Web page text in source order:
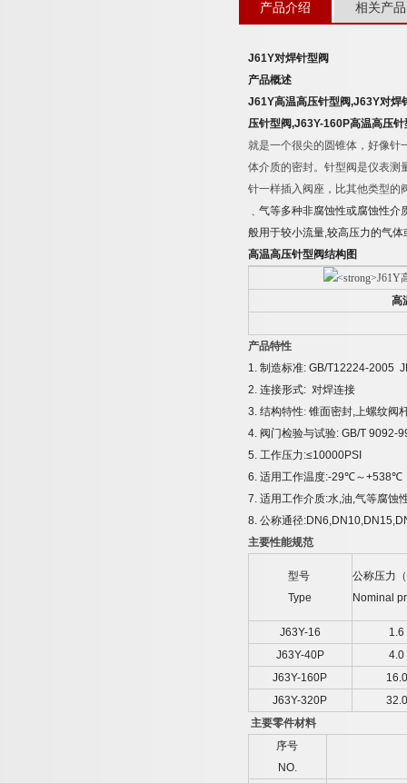
产品介绍 相关产品
J61Y对焊针型阀
产品概述
J61Y高温高压针型阀,J63Y对焊
压针型阀,J63Y-160P高温高压针
就是一个很尖的圆锥体，好像针
体介质的密封。 针型阀是仪表测
针一样插入阀座，比其他类型的
﹑气等多种非腐蚀性或腐蚀性介
般用于较小流量,较高压力的气体
高温高压针型阀结构图
高
产品特性
1. 制造标准: GB/T12224-2005
2. 连接形式: 对焊连接
3. 结构特性: 锥面密封,上螺纹阀
4. 阀门检验与试验: GB/T 9092-
5. 工作压力:≤10000PSI
6. 适用工作温度:-29℃～+538℃
7. 适用工作介质:水,油,气等腐蚀
8. 公称通径
主要性能规范
型号
Type
公称压力（
Nominal
J63Y-16
1.6
J63Y-40P
4.0
J63Y-160P
16.0
J63Y-320P
32.0
主要零件材料
序号
NO.